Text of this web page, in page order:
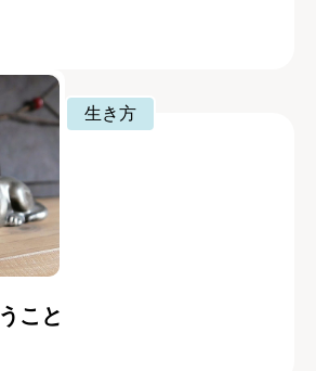
生き方
こと